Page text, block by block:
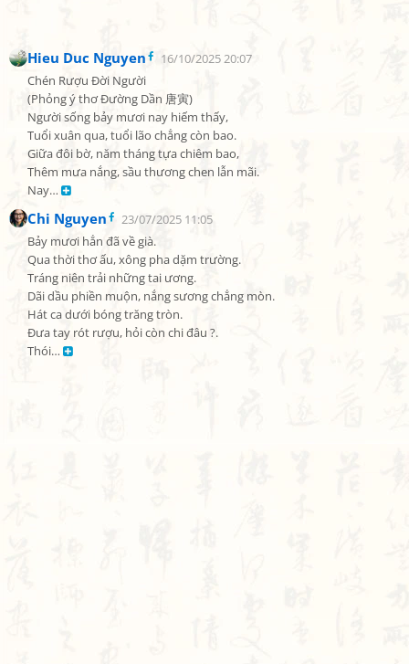
Hieu Duc Nguyen
16/10/2025 20:07
Chén Rượu Đời Người
(Phỏng ý thơ Đường Dần 唐寅)
Người sống bảy mươi nay hiếm thấy,
Tuổi xuân qua, tuổi lão chẳng còn bao.
Giữa đôi bờ, năm tháng tựa chiêm bao,
Thêm mưa nắng, sầu thương chen lẫn mãi.
Nay…
Chi Nguyen
23/07/2025 11:05
Bảy mươi hẳn đã về già.
Qua thời thơ ấu, xông pha dặm trường.
Tráng niên trải những tai ương.
Dãi dầu phiền muộn, nắng sương chẳng mòn.
Hát ca dưới bóng trăng tròn.
Đưa tay rót rượu, hỏi còn chi đâu ?.
Thói…